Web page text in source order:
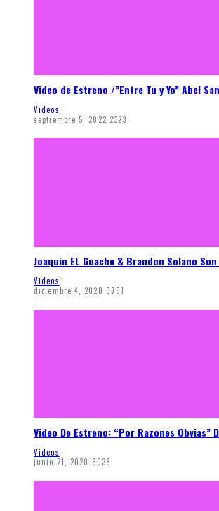
Video de Estreno /”Entre Tu y Yo” Abel
Videos
septiembre 5, 2022 2323
Joaquin EL Guache & Brandon Solano
Videos
diciembre 4, 2020 9791
Video De Estreno: “Por Razones Obvias”
Videos
junio 21, 2020 6038